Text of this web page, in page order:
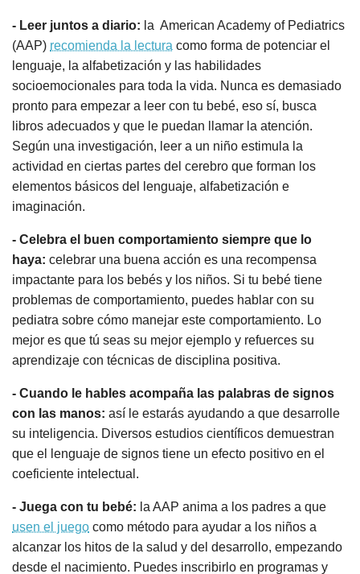
- Leer juntos a diario: la American Academy of Pediatrics
(AAP) recomienda la lectura como forma de potenciar el
lenguaje, la alfabetización y las habilidades
socioemocionales para toda la vida. Nunca es demasiado
pronto para empezar a leer con tu bebé, eso sí, busca
libros adecuados y que le puedan llamar la atención.
Según una investigación, leer a un niño estimula la
actividad en ciertas partes del cerebro que forman los
elementos básicos del lenguaje, alfabetización e
imaginación.
- Celebra el buen comportamiento siempre que lo
haya: celebrar una buena acción es una recompensa
impactante para los bebés y los niños. Si tu bebé tiene
problemas de comportamiento, puedes hablar con su
pediatra sobre cómo manejar este comportamiento. Lo
mejor es que tú seas su mejor ejemplo y refuerces su
aprendizaje con técnicas de disciplina positiva.
- Cuando le hables acompaña las palabras de signos
con las manos: así le estarás ayudando a que desarrolle
su inteligencia. Diversos estudios científicos demuestran
que el lenguaje de signos tiene un efecto positivo en el
coeficiente intelectual.
- Juega con tu bebé: la AAP anima a los padres a que
usen el juego como método para ayudar a los niños a
alcanzar los hitos de la salud y del desarrollo, empezando
desde el nacimiento. Puedes inscribirlo en programas y